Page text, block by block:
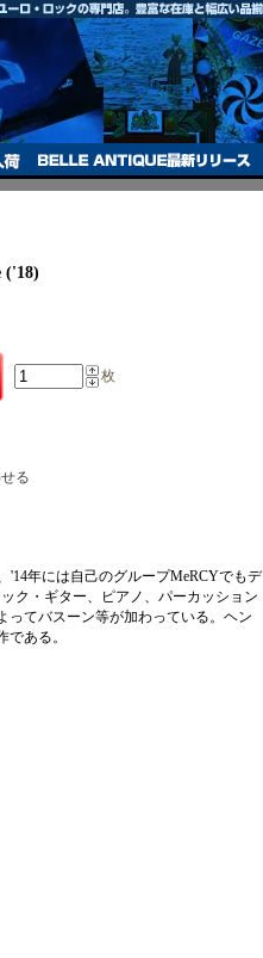
('18)
枚
る
'14年には自己のグループMeRCYでもデ
ク・ギター、ピアノ、パーカッション
ってバスーン等が加わっている。ヘン
ある。